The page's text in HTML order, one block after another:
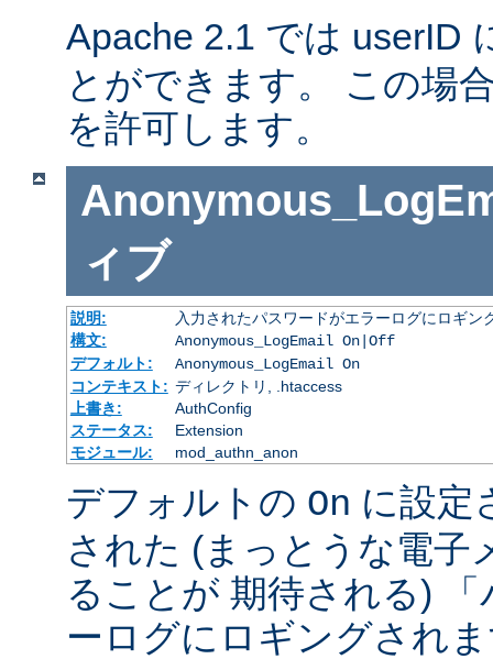
Apache 2.1 では userID
とができます。 この場
を許可します。
ィブ
説明:
入力されたパスワードがエラーログにロギン
構文:
Anonymous_LogEmail On|Off
デフォルト:
Anonymous_LogEmail On
コンテキスト: ディレクトリ, .htaccess
上書き:
AuthConfig
ステータス:
Extension
モジュール:
mod_authn_anon
デフォルトの On に設定
された (まっとうな電子
ることが 期待される)
ーログにロギングされ